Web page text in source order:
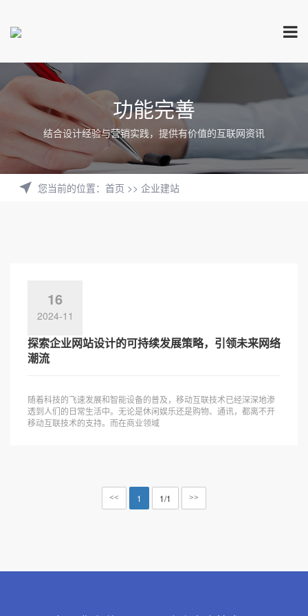
功能完善
结合设计经验与营销实践，提供有价值的互联网资讯
您当前的位置： 首页 >> 企业建站
16
2024-11
探索企业网站设计的可持续发展策略，引领未来网络
潮流
随着科技的飞速发展和智能设备的普及，移动互联技术已经深深地渗
透到人们的日常生活中。无论是休闲娱乐还是购物、通讯，都离不开
移动互联技术的支持。而在商业领域
<< 1 1/1 >>